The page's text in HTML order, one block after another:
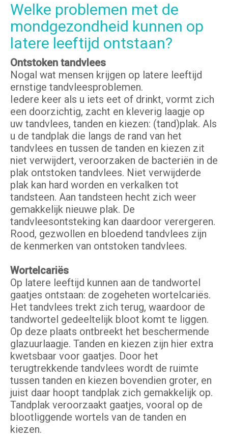
Welke problemen met de
mondgezondheid kunnen op
latere leeftijd ontstaan?
Ontstoken tandvlees
Nogal wat mensen krijgen op latere leeftijd
ernstige tandvleesproblemen.
Iedere keer als u iets eet of drinkt, vormt zich
een doorzichtig, zacht en kleverig laagje op
uw tandvlees, tanden en kiezen: (tand)plak. Als
u de tandplak die langs de rand van het
tandvlees en tussen de tanden en kiezen zit
niet verwijdert, veroorzaken de bacteriën in de
plak ontstoken tandvlees. Niet verwijderde
plak kan hard worden en verkalken tot
tandsteen. Aan tandsteen hecht zich weer
gemakkelijk nieuwe plak. De
tandvleesontsteking kan daardoor verergeren.
Rood, gezwollen en bloedend tandvlees zijn
de kenmerken van ontstoken tandvlees.
Wortelcariës
Op latere leeftijd kunnen aan de tandwortel
gaatjes ontstaan: de zogeheten wortelcariës.
Het tandvlees trekt zich terug, waardoor de
tandwortel gedeeltelijk bloot komt te liggen.
Op deze plaats ontbreekt het beschermende
glazuurlaagje. Tanden en kiezen zijn hier extra
kwetsbaar voor gaatjes. Door het
terugtrekkende tandvlees wordt de ruimte
tussen tanden en kiezen bovendien groter, en
juist daar hoopt tandplak zich gemakkelijk op.
Tandplak veroorzaakt gaatjes, vooral op de
blootliggende wortels van de tanden en
kiezen.